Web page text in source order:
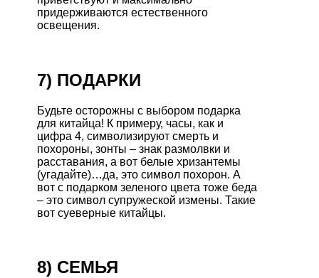
придерживаются естественного
освещения.
7) ПОДАРКИ
Будьте осторожны с выбором подарка
для китайца! К примеру, часы, как и
цифра 4, символизируют смерть и
похороны, зонты – знак размолвки и
расставания, а вот белые хризантемы
(угадайте)…да, это символ похорон. А
вот с подарком зеленого цвета тоже беда
– это символ супружеской измены. Такие
вот суеверные китайцы.
8) СЕМЬЯ